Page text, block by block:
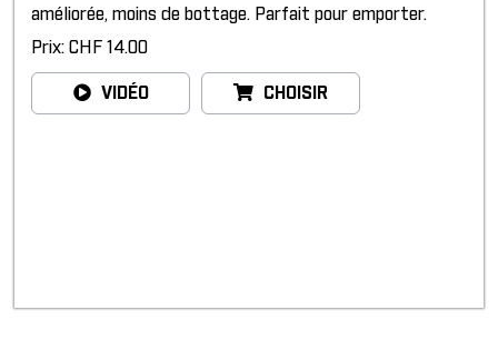
améliorée, moins de bottage. Parfait pour emporter.
Prix: CHF 14.00
VIDÉO CHOISIR